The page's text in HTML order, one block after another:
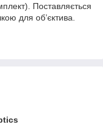
Поставляється
для об’єктива.